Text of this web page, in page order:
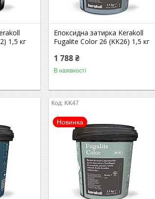
1,5 кг
Епоксидна затирка Kerakoll
Fugalite Color 26 (KK26) 1,5 кг
1 788 ₴
В наявності
KK47
Новинка